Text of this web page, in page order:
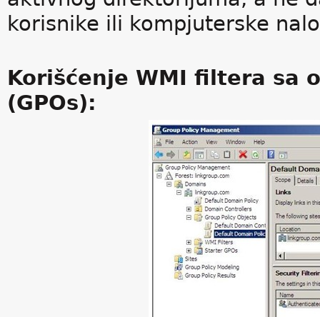
korisnike ili kompjuterske
Korišćenje WMI filtera sa
(GPOs):